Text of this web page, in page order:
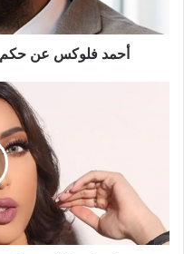
أحمد فلوكس عن حكم
شقيقة
دنيا
بطمة؟